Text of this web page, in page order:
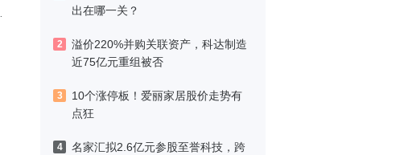
出在哪一关？
2
溢价220%并购关联资产，科达制造
近75亿元重组被否
3
10个涨停板！爱丽家居股价走势有
点狂
4
名家汇拟2.6亿元参股至誉科技，跨